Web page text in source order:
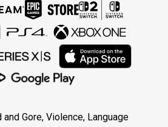
and Gore, Violence, Language